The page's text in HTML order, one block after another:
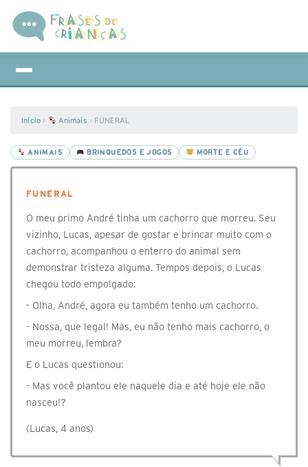
Início › Animais › FUNERAL
ANIMAIS BRINQUEDOS E JOGOS MORTE E CÉU
FUNERAL
O meu primo André tinha um cachorro que morreu. Seu
vizinho, Lucas, apesar de gostar e brincar muito com o
cachorro, acompanhou o enterro do animal sem
demonstrar tristeza alguma. Tempos depois, o Lucas
chegou todo empolgado:
- Olha, André, agora eu também tenho um cachorro.
- Nossa, que legal! Mas, eu não tenho mais cachorro, o
meu morreu, lembra?
E o Lucas questionou:
- Mas você plantou ele naquele dia e até hoje ele não
nasceu!?
(Lucas, 4 anos)